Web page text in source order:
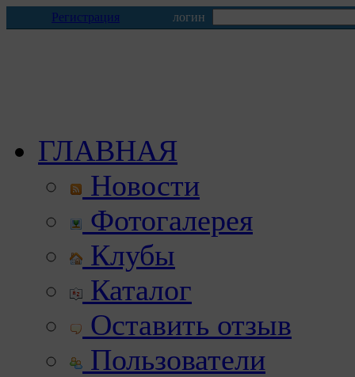
Регистрация логин
ГЛАВНАЯ
Новости
Фотогалерея
Клубы
Каталог
Оставить отзыв
Пользователи